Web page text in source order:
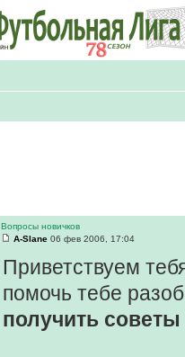
Вопросы новичков
A-Slane 06 фев 2006, 17:04
Приветствуем
помочь тебе
получить советы